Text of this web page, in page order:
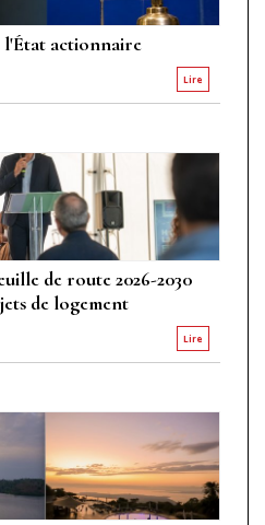
l'État actionnaire
Lire
de route 2026-2030
de logement
Lire